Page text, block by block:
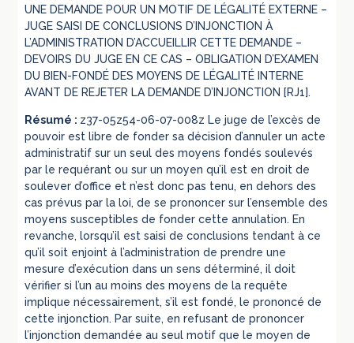
UNE DEMANDE POUR UN MOTIF DE LÉGALITÉ EXTERNE –
JUGE SAISI DE CONCLUSIONS D’INJONCTION À
L’ADMINISTRATION D’ACCUEILLIR CETTE DEMANDE –
DEVOIRS DU JUGE EN CE CAS – OBLIGATION D’EXAMEN
DU BIEN-FONDÉ DES MOYENS DE LÉGALITÉ INTERNE
AVANT DE REJETER LA DEMANDE D’INJONCTION [RJ1].
Résumé : z37-05z54-06-07-008z Le juge de l’excès de
pouvoir est libre de fonder sa décision d’annuler un acte
administratif sur un seul des moyens fondés soulevés
par le requérant ou sur un moyen qu’il est en droit de
soulever d’office et n’est donc pas tenu, en dehors des
cas prévus par la loi, de se prononcer sur l’ensemble des
moyens susceptibles de fonder cette annulation. En
revanche, lorsqu’il est saisi de conclusions tendant à ce
qu’il soit enjoint à l’administration de prendre une
mesure d’exécution dans un sens déterminé, il doit
vérifier si l’un au moins des moyens de la requête
implique nécessairement, s’il est fondé, le prononcé de
cette injonction. Par suite, en refusant de prononcer
l’injonction demandée au seul motif que le moyen de